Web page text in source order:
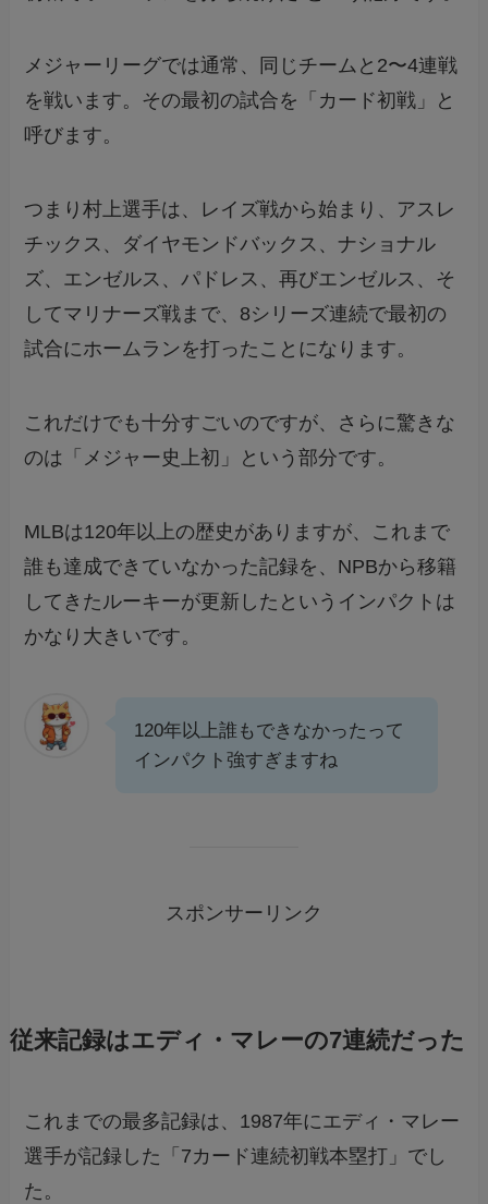
メジャーリーグでは通常、同じチームと2〜4連戦
を戦います。その最初の試合を「カード初戦」と
呼びます。
つまり村上選手は、レイズ戦から始まり、アスレ
チックス、ダイヤモンドバックス、ナショナル
ズ、エンゼルス、パドレス、再びエンゼルス、そ
してマリナーズ戦まで、8シリーズ連続で最初の
試合にホームランを打ったことになります。
これだけでも十分すごいのですが、さらに驚きな
のは「メジャー史上初」という部分です。
MLBは120年以上の歴史がありますが、これまで
誰も達成できていなかった記録を、NPBから移籍
してきたルーキーが更新したというインパクトは
かなり大きいです。
120年以上誰もできなかったって
インパクト強すぎますね
スポンサーリンク
従来記録はエディ・マレーの7連続だった
これまでの最多記録は、1987年にエディ・マレー
選手が記録した「7カード連続初戦本塁打」でし
た。